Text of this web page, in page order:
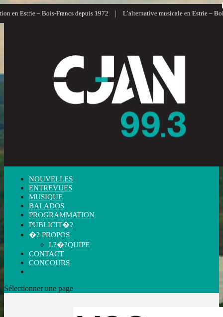
en Estrie – Bois-Francs depuis 1972 | L’alternative musicale en Estrie – Bois-
NOUVELLES
ENTREVUES
MUSIQUE
BALADOS
PROGRAMMATION
PUBLICIT�?
�? PROPOS
L?�?QUIPE
CONTACT
CONCOURS
Sélectionner une page